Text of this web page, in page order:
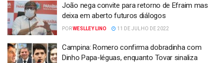
João nega convite para retorno de Efraim mas
deixa em aberto futuros diálogos
PORWESLLEY LINO 11 DE JULHO DE 2022
Campina: Romero confirma dobradinha com
Dinho Papa-léguas, enquanto Tovar sinaliza